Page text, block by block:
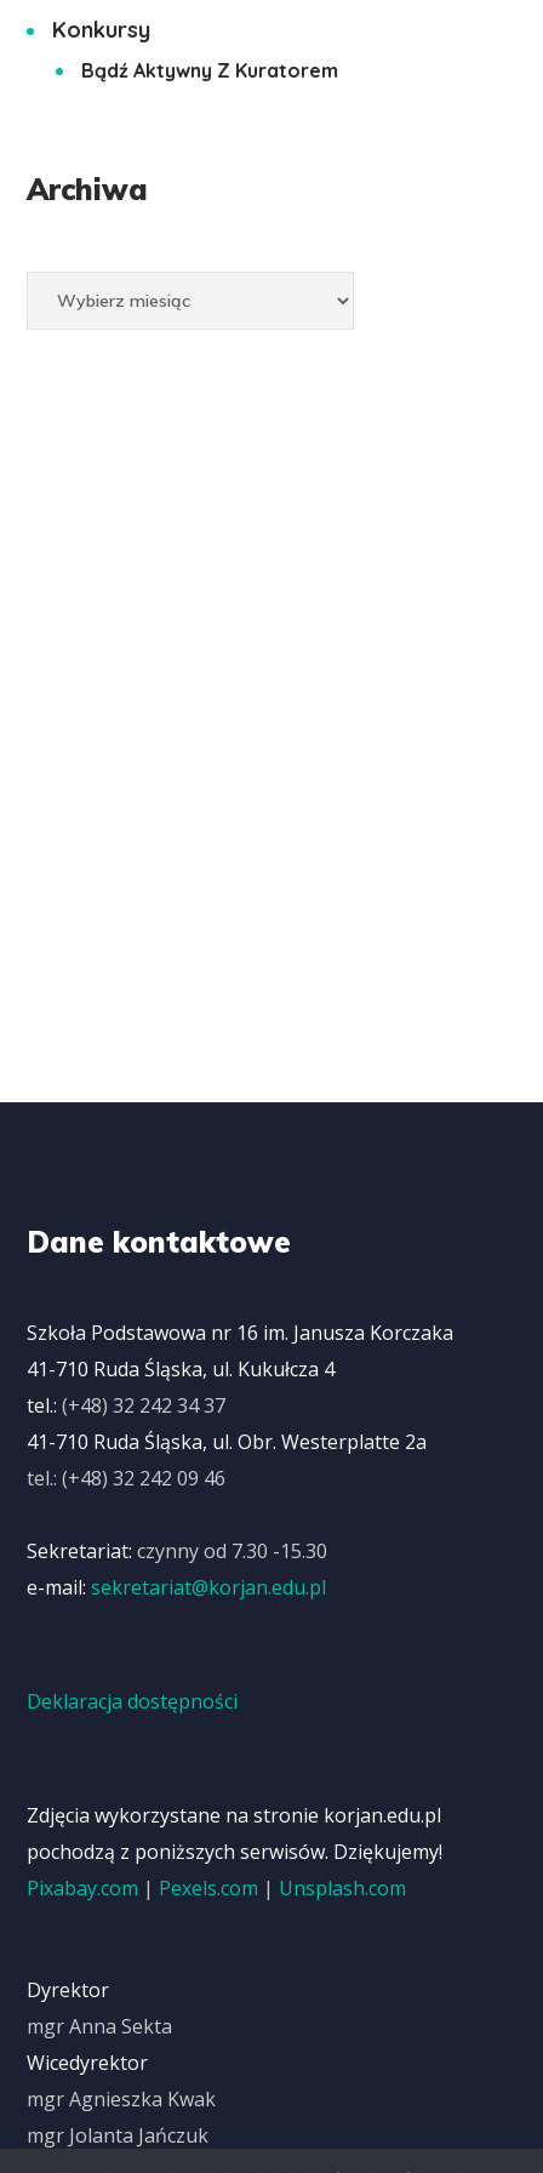
Konkursy
Bądź Aktywny Z Kuratorem
Archiwa
Archiwa
Dane kontaktowe
Szkoła Podstawowa nr 16 im. Janusza Korczaka
41-710 Ruda Śląska, ul. Kukułcza 4
tel.: (+48) 32 242 34 37
41-710 Ruda Śląska, ul. Obr. Westerplatte 2a
tel.: (+48) 32 242 09 46
Sekretariat: czynny od 7.30 -15.30
e-mail:sekretariat@korjan.edu.pl
Deklaracja dostępności
Zdjęcia wykorzystane na stronie korjan.edu.pl
pochodzą z poniższych serwisów. Dziękujemy!
Pixabay.com | Pexels.com | Unsplash.com
Dyrektor
mgr Anna Sekta
Wicedyrektor
mgr Agnieszka Kwak
mgr Jolanta Jańczuk